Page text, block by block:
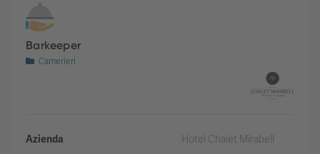
Barkeeper
Camerieri
Azienda
Hotel Chalet Mirabell